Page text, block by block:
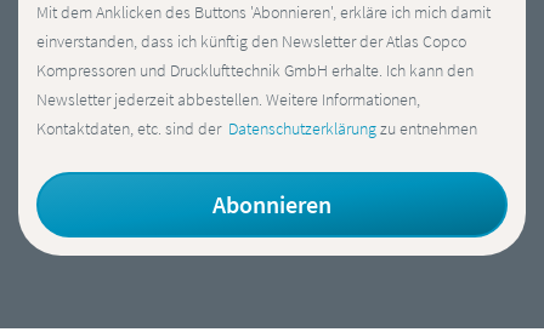
Mit dem Anklicken des Buttons 'Abonnieren', erkläre ich mich damit
einverstanden, dass ich künftig den Newsletter der Atlas Copco
Kompressoren und Drucklufttechnik GmbH erhalte. Ich kann den
Newsletter jederzeit abbestellen. Weitere Informationen,
Kontaktdaten, etc. sind der Datenschutzerklärungzu entnehmen